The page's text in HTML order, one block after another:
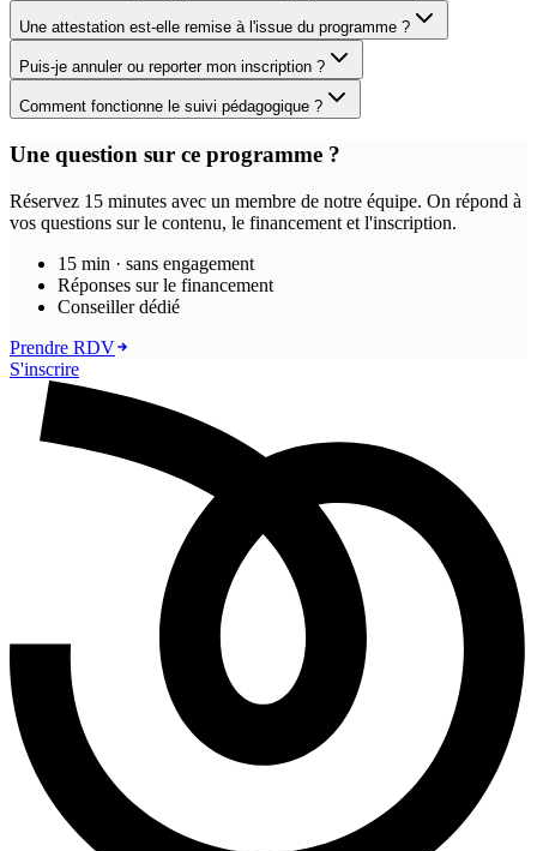
Une attestation est-elle remise à l'issue du programme ?
Puis-je annuler ou reporter mon inscription ?
Comment fonctionne le suivi pédagogique ?
Une question sur ce programme ?
Réservez 15 minutes avec un membre de notre équipe. On répond à
vos questions sur le contenu, le financement et l'inscription.
15 min · sans engagement
Réponses sur le financement
Conseiller dédié
Prendre RDV
S'inscrire